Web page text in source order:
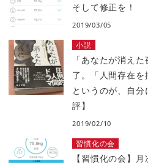
そして修正を！
2019/03/05
小説
「あなたが消え
了。「人間存在を
というのが、自
評】
2019/02/10
習慣化の会
【習慣化の会】